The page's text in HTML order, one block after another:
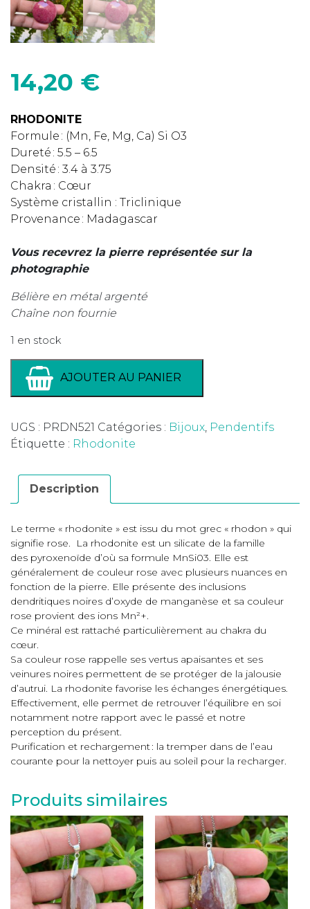
14,20 €
RHODONITE
Formule : (Mn, Fe, Mg, Ca) Si O3
Dureté : 5.5 – 6.5
Densité : 3.4 à 3.75
Chakra : Cœur
Système cristallin : Triclinique
Provenance : Madagascar
Vous recevrez la pierre représentée sur la
photographie
Bélière en métal argenté
Chaîne non fournie
1 en stock
AJOUTER AU PANIER
UGS : PRDN521 Catégories : Bijoux, Pendentifs
Étiquette : Rhodonite
Description
Le terme « rhodonite » est issu du mot grec « rhodon » qui
signifie rose. La rhodonite est un silicate de la famille
des pyroxenoïde d’où sa formule MnSi03. Elle est
généralement de couleur rose avec plusieurs nuances en
fonction de la pierre. Elle présente des inclusions
dendritiques noires d’oxyde de manganèse et sa couleur
rose provient des ions Mn²+.
Ce minéral est rattaché particulièrement au chakra du
cœur.
Sa couleur rose rappelle ses vertus apaisantes et ses
veinures noires permettent de se protéger de la jalousie
d’autrui. La rhodonite favorise les échanges énergétiques.
Effectivement, elle permet de retrouver l’équilibre en soi
notamment notre rapport avec le passé et notre
perception du présent.
Purification et rechargement : la tremper dans de l’eau
courante pour la nettoyer puis au soleil pour la recharger.
Produits similaires